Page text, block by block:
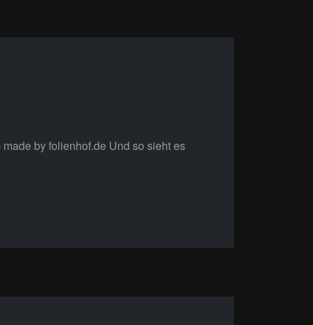
by folienhof.de Und so sieht es